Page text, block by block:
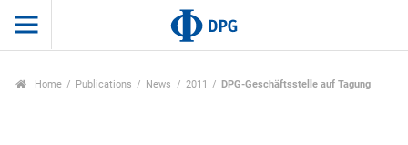
Home Publications News 2011 DPG-Geschäftsstelle auf Tagung